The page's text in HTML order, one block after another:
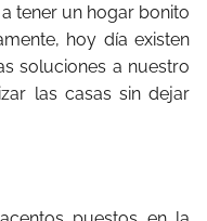
tener un hogar bonito
hoy día existen
soluciones a nuestro
las casas sin dejar